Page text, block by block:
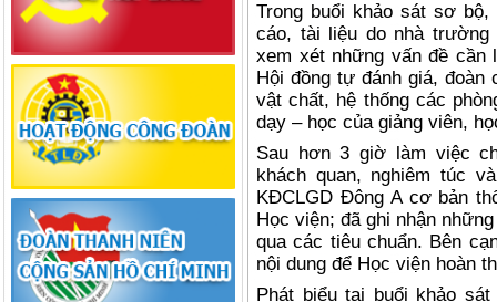
Trong buổi khảo sát sơ
cáo, tài liệu do nhà
xem xét những vấn đề
Hội đồng tự đánh giá,
vật chất, hệ thống các
dạy – học của giảng viên,
Sau hơn 3 giờ làm việc
khách quan, nghiêm túc
KĐCLGD Đông A cơ bản
Học viện; đã ghi nhận
qua các tiêu chuẩn. Bên
nội dung để Học viện hoàn
Phát biểu tại buổi khảo